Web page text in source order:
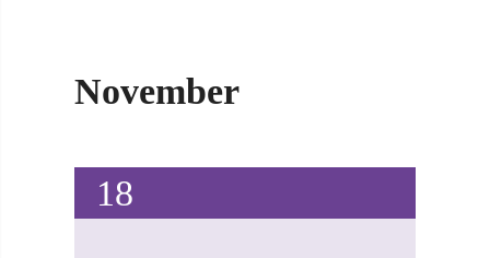
November
18